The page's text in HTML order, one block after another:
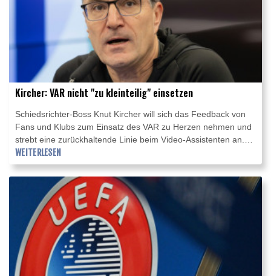
Kircher: VAR nicht "zu kleinteilig" einsetzen
Schiedsrichter-Boss Knut Kircher will sich das Feedback von
Fans und Klubs zum Einsatz des VAR zu Herzen nehmen und
strebt eine zurückhaltende Linie beim Video-Assistenten an.
Man höre "schon hin, was viele Fans uns zurückspiegeln und
auch Klubverantwortliche uns zurückmelden: dass wir
idealerweise nicht zu kleinteilig werden, nicht zu
mikroskopisch, um dem Fußball ein Stück weit wieder das
zurückzugeben, was ihn ausmacht: Spontaneität", sagte
Kircher im Interview mit RTL/Sky.
WEITERLESEN